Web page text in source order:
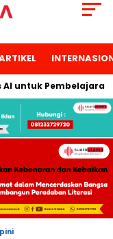
Pembelajaran